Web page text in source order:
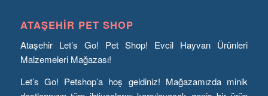
ATAŞEHIR PET SHOP
Ataşehir Let’s Go! Pet Shop! Evcil Hayvan Ürünleri
Malzemeleri Mağazası!
Let’s Go! Petshop’a hoş geldiniz! Mağazamızda minik